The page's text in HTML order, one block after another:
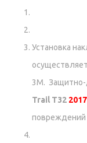
Установка
3М. Защитно-
Trail T32
повреждений